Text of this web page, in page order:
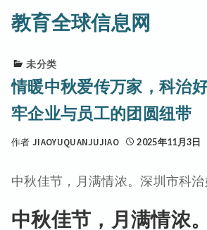
教育全球信息网
未分类
情暖中秋爱传万家，科治
牢企业与员工的团圆纽带
作者 JIAOYUQUANJUJIAO 2025年11月3日
中秋佳节，月满情浓。深圳市科
中秋佳节，月满情浓